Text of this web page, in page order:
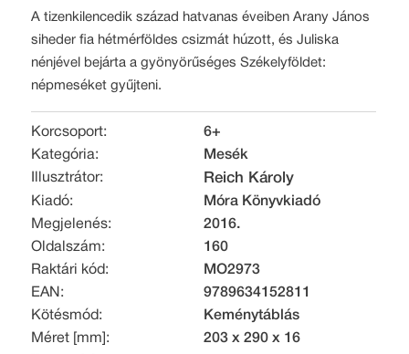
A tizenkilencedik század hatvanas éveiben Arany János
siheder fia hétmérföldes csizmát húzott, és Juliska
nénjével bejárta a gyönyörűséges Székelyföldet:
népmeséket gyűjteni.
Korcsoport:
6+
Kategória:
Mesék
Illusztrátor:
Reich Károly
Kiadó:
Móra Könyvkiadó
Megjelenés:
2016.
Oldalszám:
160
Raktári kód:
MO2973
EAN:
9789634152811
Kötésmód:
Keménytáblás
Méret [mm]:
203 x 290 x 16